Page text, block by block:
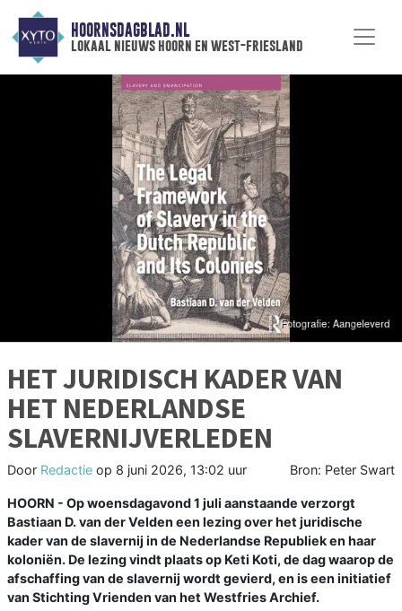
HOORNSDAGBLAD.NL
lokaal nieuws hoorn en west-friesland
HET JURIDISCH KADER VAN
HET NEDERLANDSE
SLAVERNIJVERLEDEN
Door Redactie op 8 juni 2026, 13:02 uur Bron: Peter Swart
HOORN - Op woensdagavond 1 juli aanstaande verzorgt
Bastiaan D. van der Velden een lezing over het juridische
kader van de slavernij in de Nederlandse Republiek en haar
koloniën. De lezing vindt plaats op Keti Koti, de dag waarop de
afschaffing van de slavernij wordt gevierd, en is een initiatief
van Stichting Vrienden van het Westfries Archief.